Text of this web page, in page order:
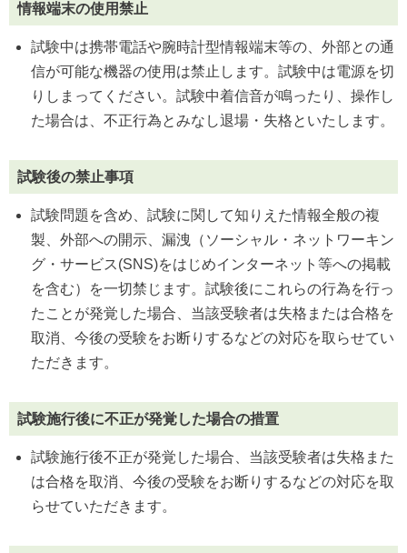
情報端末の使用禁止
試験中は携帯電話や腕時計型情報端末等の、外部との通
信が可能な機器の使用は禁止します。試験中は電源を切
りしまってください。試験中着信音が鳴ったり、操作し
た場合は、不正行為とみなし退場・失格といたします。
試験後の禁止事項
試験問題を含め、試験に関して知りえた情報全般の複
製、外部への開示、漏洩（ソーシャル・ネットワーキン
グ・サービス(SNS)をはじめインターネット等への掲載
を含む）を一切禁じます。試験後にこれらの行為を行っ
たことが発覚した場合、当該受験者は失格または合格を
取消、今後の受験をお断りするなどの対応を取らせてい
ただきます。
試験施行後に不正が発覚した場合の措置
試験施行後不正が発覚した場合、当該受験者は失格また
は合格を取消、今後の受験をお断りするなどの対応を取
らせていただきます。